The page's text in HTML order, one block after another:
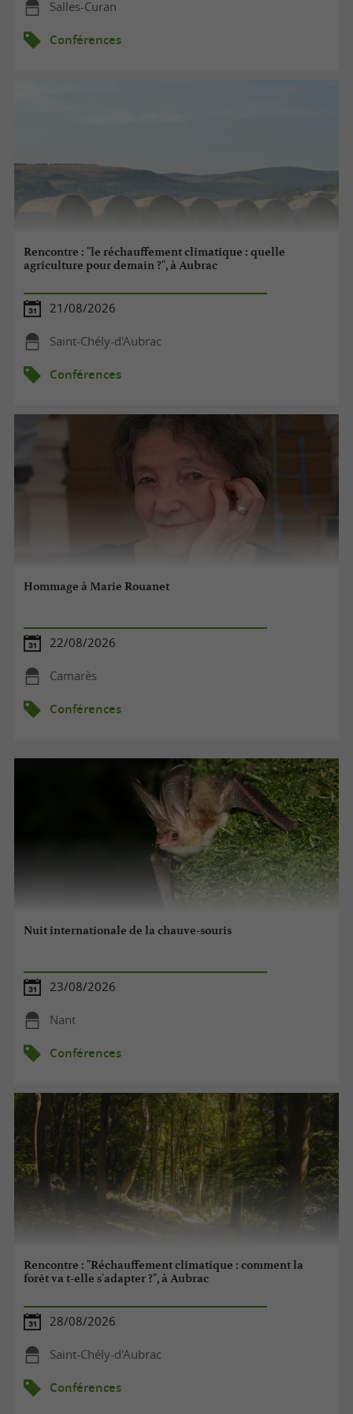
Salles-Curan
Conférences
Rencontre : "le réchauffement climatique : quelle
agriculture pour demain ?", à Aubrac
21/08/2026
Saint-Chély-d'Aubrac
Conférences
Hommage à Marie Rouanet
22/08/2026
Camarès
Conférences
Nuit internationale de la chauve-souris
23/08/2026
Nant
Conférences
Rencontre : "Réchauffement climatique : comment la
forêt va t-elle s'adapter ?", à Aubrac
28/08/2026
Saint-Chély-d'Aubrac
Conférences